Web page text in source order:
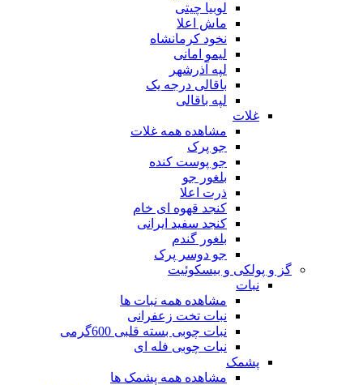
لوبیا چیتی
ماش اعلا
نخود کرمانشاه
لیمو امانی
لپه آذرشهر
باقالی درجه یک
لپه باقالی
غلات
مشاهده همه غلات
جو پرک
جو پوست کنده
بلغور جو
ذرت اعلا
کنجد قهوه ای خام
کنجد سفید ایرانی
بلغور گندم
جو دوسر پرک
گز و پولکی و بیسکوئیت
نبات
مشاهده همه نبات ها
نبات تخت زعفرانی
نبات چوبی بسته قلبی 600گرمی
نبات چوبی فله ای
پشمک
مشاهده همه پشمک ها